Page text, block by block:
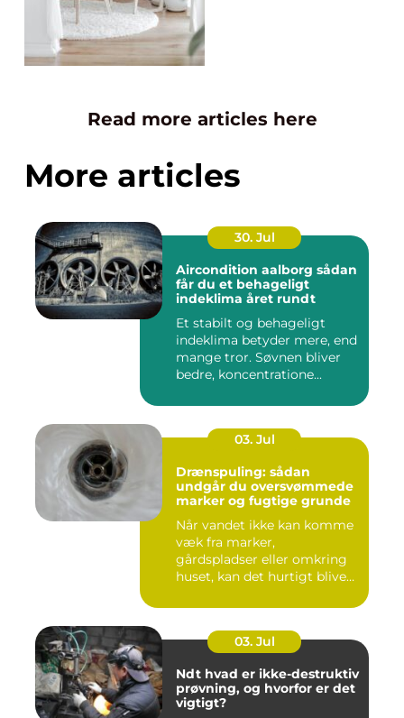
Read more articles here
More articles
30. Jul
Aircondition aalborg sådan
får du et behageligt
indeklima året rundt
Et stabilt og behageligt
indeklima betyder mere, end
mange tror. Søvnen bliver
bedre, koncentratione...
03. Jul
Drænspuling: sådan
undgår du oversvømmede
marker og fugtige grunde
Når vandet ikke kan komme
væk fra marker,
gårdspladser eller omkring
huset, kan det hurtigt blive
03. Jul
Ndt hvad er ikke-destruktiv
prøvning, og hvorfor er det
vigtigt?